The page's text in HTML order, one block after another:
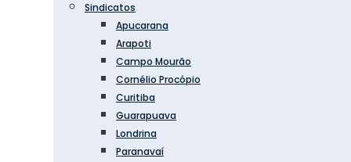
Sindicatos
Apucarana
Arapoti
Campo Mourão
Cornélio Procópio
Curitiba
Guarapuava
Londrina
Paranavaí